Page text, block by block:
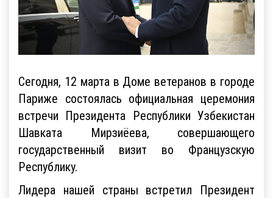
Сегодня, 12 марта в Доме ветеранов в городе
Париже состоялась официальная церемония
встречи Президента Республики Узбекистан
Шавката Мирзиёева, совершающего
государственный визит во Французскую
Республику.
Лидера нашей страны встретил Президент